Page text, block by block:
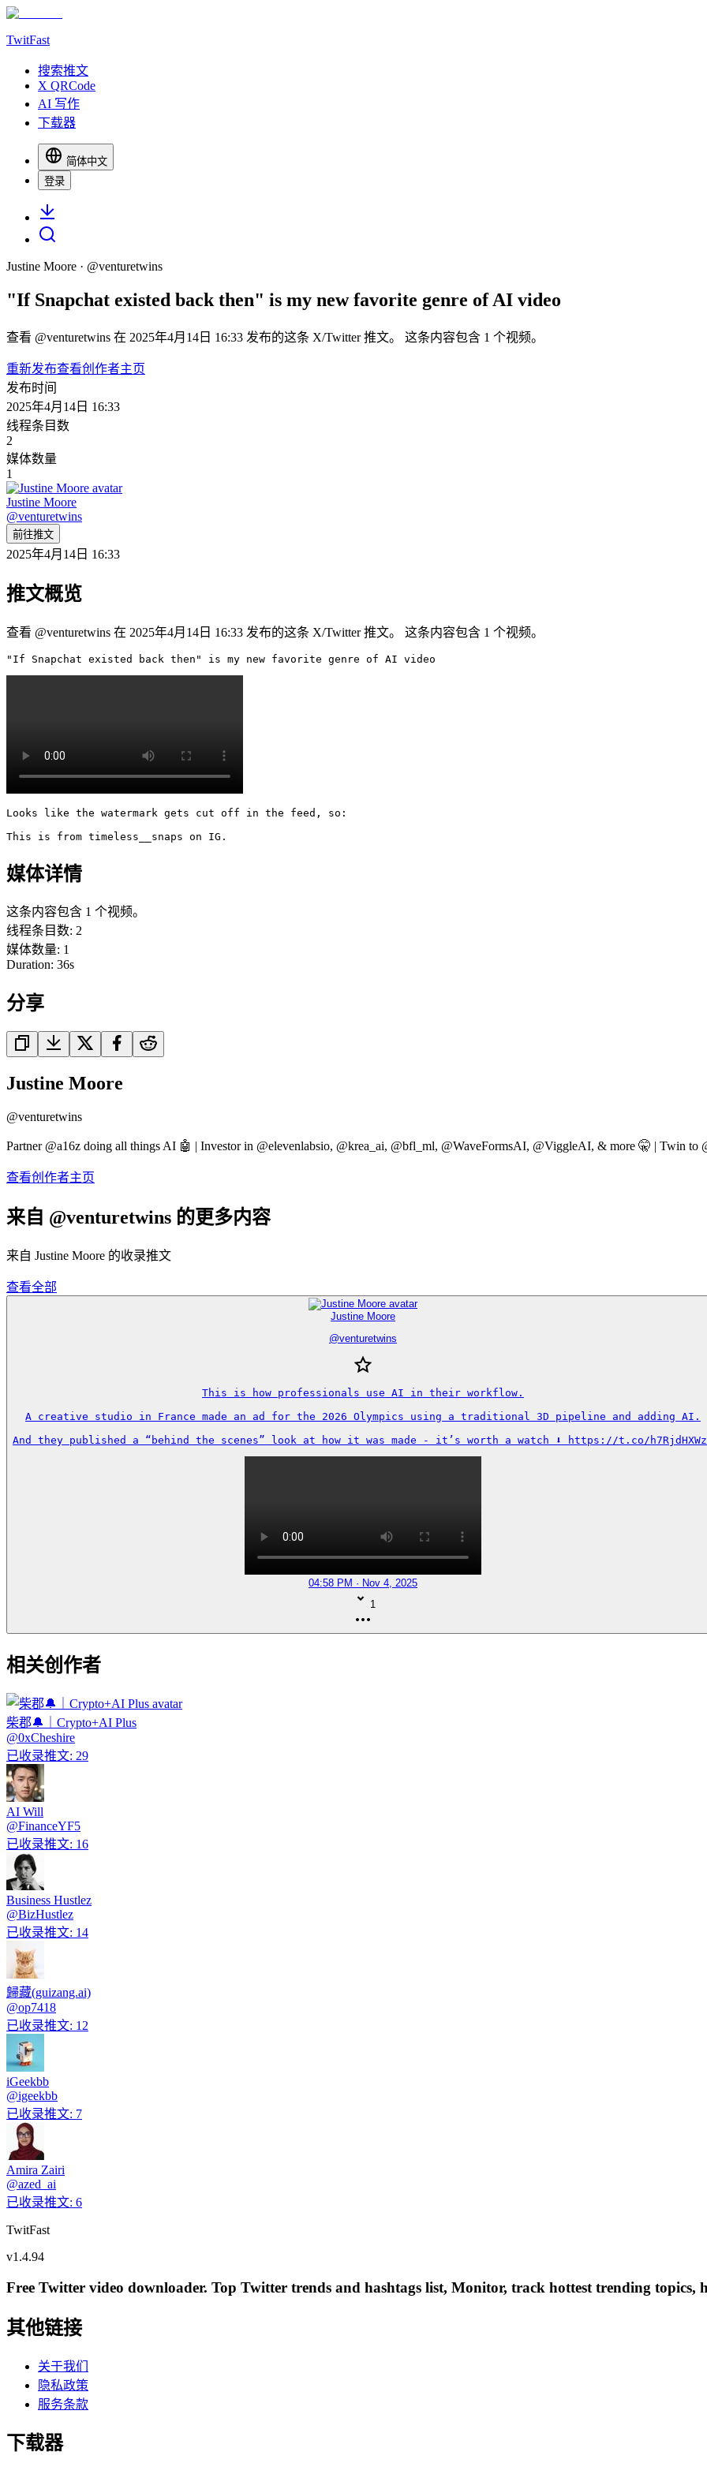
TwitFast
搜索推文
X QRCode
AI 写作
下载器
简体中文
登录
Justine Moore · @venturetwins
"If Snapchat existed back then" is my new favorite genre of AI video
查看 @venturetwins 在 2025年4月14日 16:33 发布的这条 X/Twitter 推文。 这条内容包含 1 个视频。
重新发布查看创作者主页
发布时间
2025年4月14日 16:33
线程条目数
2
媒体数量
1
Justine Moore
@venturetwins
前往推文
2025年4月14日 16:33
推文概览
查看 @venturetwins 在 2025年4月14日 16:33 发布的这条 X/Twitter 推文。 这条内容包含 1 个视频。
"If Snapchat existed back then" is my new favorite genre of AI video
Looks like the watermark gets cut off in the feed, so:
This is from timeless__snaps on IG.
媒体详情
这条内容包含 1 个视频。
线程条目数: 2
媒体数量: 1
Duration: 36s
分享
Justine Moore
@venturetwins
Partner @a16z doing all things AI 🤖 | Investor in @elevenlabsio, @krea_ai, @bfl_ml, @WaveFormsAI, @ViggleAI, & more 🤫 | Twin to
查看创作者主页
来自 @venturetwins 的更多内容
来自 Justine Moore 的收录推文
查看全部
Justine Moore
@venturetwins
This is how professionals use AI in their workflow.
A creative studio in France made an ad for the 2026 Olympics using a traditional 3D pipeline and adding AI.
And they published a “behind the scenes” look at how it was made - it’s worth a watch ⬇️ https://t.co/
04:58 PM · Nov 4, 2025
1
相关创作者
柴郡🔔｜Crypto+AI Plus
@0xCheshire
已收录推文: 29
AI Will
@FinanceYF5
已收录推文: 16
Business Hustlez
@BizHustlez
已收录推文: 14
歸藏(guizang.ai)
@op7418
已收录推文: 12
iGeekbb
@igeekbb
已收录推文: 7
Amira Zairi
@azed_ai
已收录推文: 6
TwitFast
v1.4.94
Free Twitter video downloader. Top Twitter trends and hashtags list, Monitor, track hottest trending topics,
其他链接
关于我们
隐私政策
服务条款
下载器